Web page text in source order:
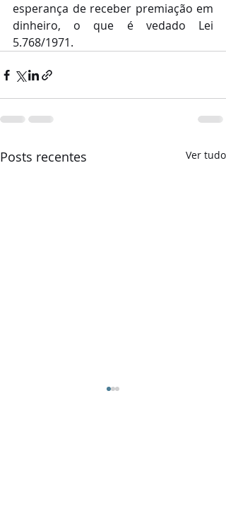
esperança de receber premiação em
dinheiro, o que é vedado Lei
5.768/1971.
Posts recentes Ver tudo